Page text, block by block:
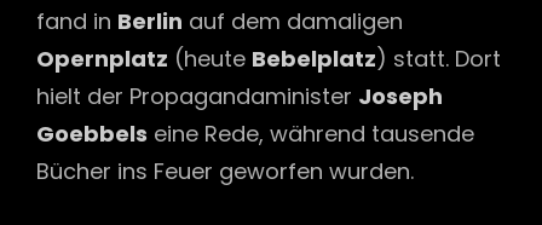
fand in Berlin auf dem damaligen
Opernplatz (heute Bebelplatz) statt. Dort
hielt der Propagandaminister Joseph
Goebbels eine Rede, während tausende
Bücher ins Feuer geworfen wurden.